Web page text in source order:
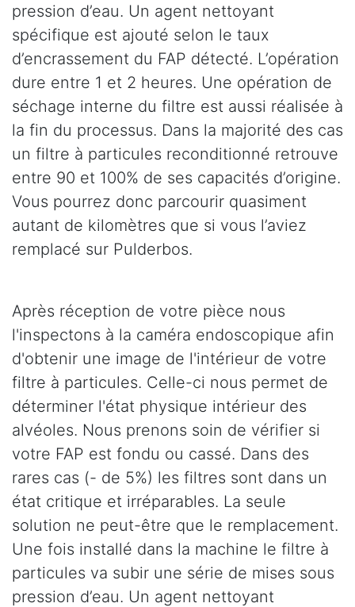
pression d’eau. Un agent nettoyant
spécifique est ajouté selon le taux
d’encrassement du FAP détecté. L’opération
dure entre 1 et 2 heures. Une opération de
séchage interne du filtre est aussi réalisée à
la fin du processus. Dans la majorité des cas
un filtre à particules reconditionné retrouve
entre 90 et 100% de ses capacités d’origine.
Vous pourrez donc parcourir quasiment
autant de kilomètres que si vous l’aviez
remplacé sur Pulderbos.
Après réception de votre pièce nous
l'inspectons à la caméra endoscopique afin
d'obtenir une image de l'intérieur de votre
filtre à particules. Celle-ci nous permet de
déterminer l'état physique intérieur des
alvéoles. Nous prenons soin de vérifier si
votre FAP est fondu ou cassé. Dans des
rares cas (- de 5%) les filtres sont dans un
état critique et irréparables. La seule
solution ne peut-être que le remplacement.
Une fois installé dans la machine le filtre à
particules va subir une série de mises sous
pression d’eau. Un agent nettoyant